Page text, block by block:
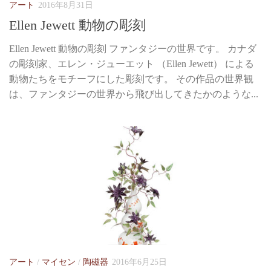
アート 2016年8月31日
Ellen Jewett 動物の彫刻
Ellen Jewett 動物の彫刻 ファンタジーの世界です。 カナダ
の彫刻家、エレン・ジューエット （Ellen Jewett） による
動物たちをモチーフにした彫刻です。 その作品の世界観
は、ファンタジーの世界から飛び出してきたかのような...
アート / マイセン / 陶磁器 2016年6月25日